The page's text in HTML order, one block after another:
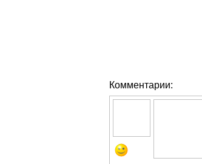
Комментарии: